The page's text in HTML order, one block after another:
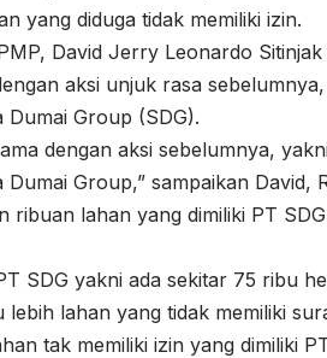
yang diduga tidak memiliki izin.
David Jerry Leonardo
aksi unjuk rasa
Group (SDG).
dengan aksi sebelumnya,
Group,” sampaikan David,
ribuan lahan yang dimiliki PT
SDG yakni ada sekitar 75 ribu
lebih lahan yang tidak memiliki
tak memiliki izin yang dimiliki